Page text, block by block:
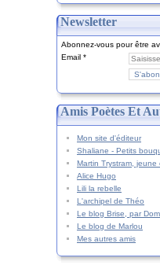
Newsletter
Abonnez-vous pour être
Email
Amis Poètes Et
Mon site d'éditeur
Shaliane - Petits
Martin Trystram,
Alice Hugo
Lili la rebelle
L'archipel de Théo
Le blog Brise, par
Le blog de Marlou
Mes autres amis